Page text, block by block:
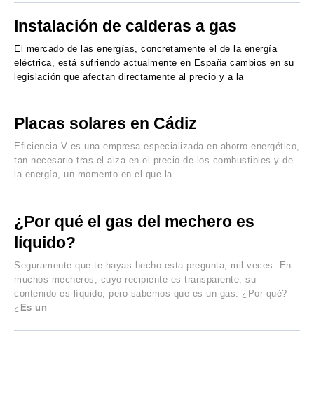
Instalación de calderas a gas
El mercado de las energías, concretamente el de la energía
eléctrica, está sufriendo actualmente en España cambios en su
legislación que afectan directamente al precio y a la
Placas solares en Cádiz
Eficiencia V es una empresa especializada en ahorro energético,
tan necesario tras el alza en el precio de los combustibles y de
la energía, un momento en el que la
¿Por qué el gas del mechero es
líquido?
Seguramente que te hayas hecho esta pregunta, mil veces. En
muchos mecheros, cuyo recipiente es transparente, su
contenido es líquido, pero sabemos que es un gas. ¿Por qué?
¿ Es un